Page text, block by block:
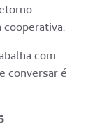
cooperativa.
com
conversar é